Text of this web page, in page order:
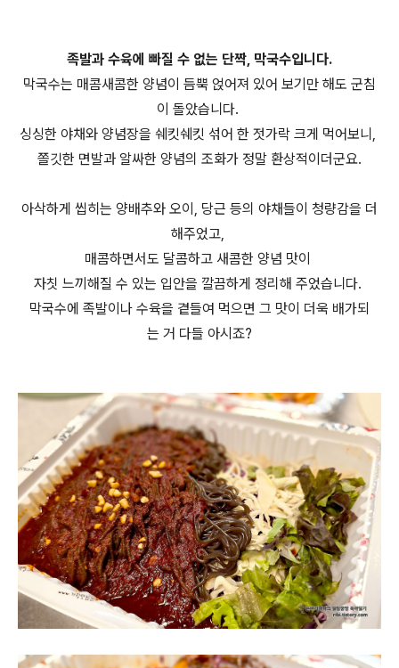
족발과 수육에 빠질 수 없는 단짝, 막국수입니다.
막국수는 매콤새콤한 양념이 듬뿍 얹어져 있어 보기만 해도 군침
이 돌았습니다.
싱싱한 야채와 양념장을 쉐킷쉐킷 섞어 한 젓가락 크게 먹어보니,
쫄깃한 면발과 알싸한 양념의 조화가 정말 환상적이더군요.
아삭하게 씹히는 양배추와 오이, 당근 등의 야채들이 청량감을 더
해주었고,
매콤하면서도 달콤하고 새콤한 양념 맛이
자칫 느끼해질 수 있는 입안을 깔끔하게 정리해 주었습니다.
막국수에 족발이나 수육을 곁들여 먹으면 그 맛이 더욱 배가되
는 거 다들 아시죠?